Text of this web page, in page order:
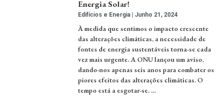
Energia Solar!
Edifícios e Energia Junho 21, 2024
À medida que sentimos o impacto crescente
das alterações climáticas, a necessidade de
fontes de energia sustentáveis torna-se cada
vez mais urgente. A ONU lançou um aviso,
dando-nos apenas seis anos para combater os
piores efeitos das alterações climáticas. O
tempo está a esgotar-se. …